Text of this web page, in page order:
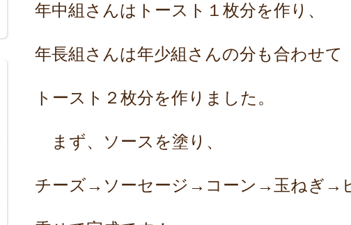
年中組さんはトースト１枚分を作り、
年長組さんは年少組さんの分も合わせて
トースト２枚分を作りました。
まず、ソースを塗り、
チーズ→ソーセージ→コーン→玉ねぎ→